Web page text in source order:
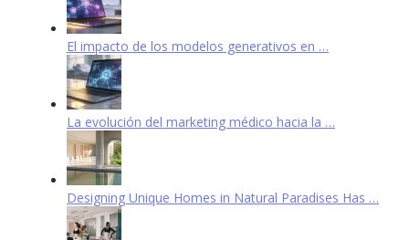
El impacto de los modelos generativos en …
La evolución del marketing médico hacia la …
Designing Unique Homes in Natural Paradises Has …